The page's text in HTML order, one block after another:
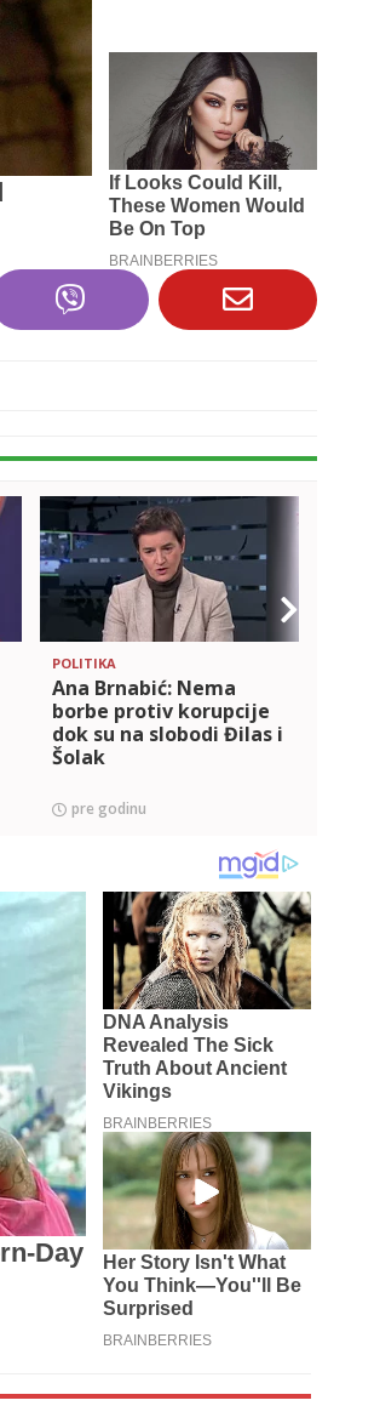
POLITIKA
Ana Brnabić: Nema
borbe protiv korupcije
dok su na slobodi Đilas i
Šolak
pre godinu